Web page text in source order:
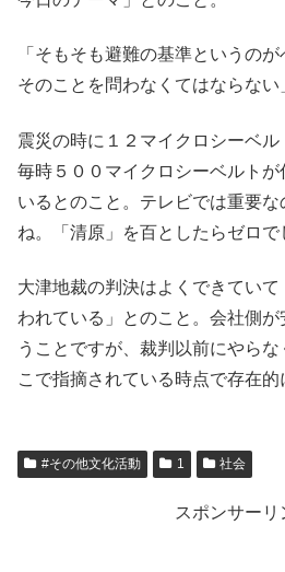
「そもそも避難の基準というの
そのことを問わなくてはならない
震災の時に１２マイクロシーベ
毎時５００マイクロシーベルト
いるとのこと。テレビでは重要な
ね。「清原」を百としたらゼロで
大津地裁の判決はよくできてい
われている」とのこと。会社側
うことですが、裁判以前にやら
こで指摘されている時点で存在的
#その他文化活動 1 社会
スポンサーリ